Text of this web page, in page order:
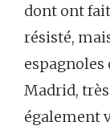
dont ont
résisté,
espagnoles
Madrid,
également